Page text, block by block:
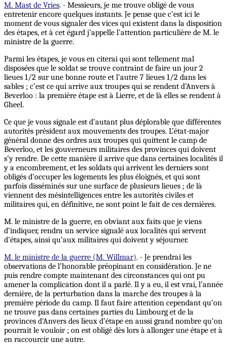
M. Mast de Vries. - Messieurs, je me trouve obligé de vous
entretenir encore quelques instants. Je pense que c’est ici le
moment de vous signaler des vices qui existent dans la disposition
des étapes, et à cet égard j’appelle l’attention particulière de M. le
ministre de la guerre.
Parmi les étapes, je vous en citerai qui sont tellement mal
disposées que le soldat se trouve contraint de faire un jour 2
lieues 1/2 sur une bonne route et l’autre 7 lieues 1/2 dans les
sables ; c’est ce qui arrive aux troupes qui se rendent d’Anvers à
Beverloo : la première étape est à Lierre, et de là elles se rendent à
Gheel.
Ce que je vous signale est d’autant plus déplorable que différentes
autorités président aux mouvements des troupes. L’état-major
général donne des ordres aux troupes qui quittent le camp de
Beverloo, et les gouverneurs militaires des provinces qui doivent
s’y rendre. De cette manière il arrive que dans certaines localités il
y a encombrement, et les soldats qui arrivent les derniers sont
obligés d’occuper les logements les plus éloignés, et qui sont
parfois disséminés sur une surface de plusieurs lieues ; de là
viennent des mésintelligences entre les autorités civiles et
militaires qui, en définitive, ne sont point le fait de ces dernières.
M. le ministre de la guerre, en obviant aux faits que je viens
d’indiquer, rendra un service signalé aux localités qui servent
d’étapes, ainsi qu’aux militaires qui doivent y séjourner.
M. le ministre de la guerre (M. Willmar). - Je prendrai les
observations de l’honorable préopinant en considération. Je ne
puis rendre compte maintenant des circonstances qui ont pu
amener la complication dont il a parlé. Il y a eu, il est vrai, l’année
dernière, de la perturbation dans la marche des troupes à la
première période du camp. Il faut faire attention cependant qu’on
ne trouve pas dans certaines parties du Limbourg et de la
provinces d’Anvers des lieux d’étape en aussi grand nombre qu’on
pourrait le vouloir ; on est obligé dès lors à allonger une étape et à
en raccourcir une autre.